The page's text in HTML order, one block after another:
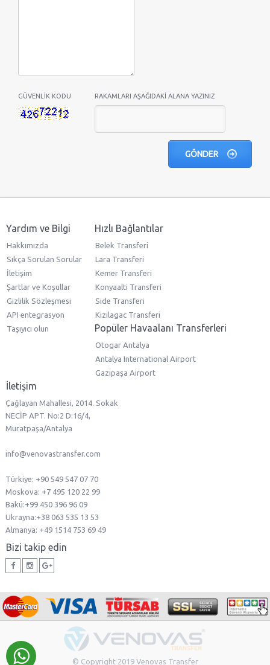
GÜVENLIK KODU RAKAMLARI AŞAĞIDAKI ALANA YAZINIZ
Yardım ve Bilgi
Hakkımızda
Sıkça Sorulan Sorular
İletişim
Şartlar ve Koşullar
Gizlilik Sözleşmesi
API entegrasyon
Taşıyıcı olun
Hızlı Bağlantılar
Belek Transferi
Lara Transferi
Kemer Transferi
Konyaalti Transferi
Side Transferi
Kizilagac Transferi
Popüler Havaalanı Transferleri
Otogar Antalya
Antalya International Airport
Gazipaşa Airport
İletişim
Çağlayan Mahallesi, 2014. Sokak
NECİP APT. No:2 D:16/4,
Muratpaşa/Antalya
info@venovastransfer.com
Türkiye: +90 549 547 07 70
Moskova: +7 495 120 22 99
Bakü:+99 450 396 96 09
Ukrayna:+38 063 535 13 53
Almanya: +49 1514 753 69 49
Bizi takip edin
© Copyright 2019 Venovas Transfer